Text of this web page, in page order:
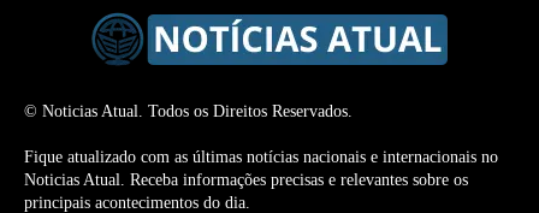
© Noticias Atual. Todos os Direitos Reservados.
Fique atualizado com as últimas notícias nacionais e internacionais no
Noticias Atual. Receba informações precisas e relevantes sobre os
principais acontecimentos do dia.